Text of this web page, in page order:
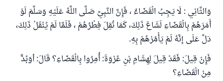
وَالثَّانِي : لَا يَجِبُ الْقَضَاءُ ، فَإِنَّ النَّبِيَّ صَلَّى اللَّهُ عَلَيْهِ وَسَلَّمَ لَوْ
أَمَرَهُمْ بِالْقَضَاءِ لَشَاعَ ذَلِكَ، كَمَا نُقِلَ فِطْرُهُمْ ، فَلَمَّا لَمْ يُنْقَلْ ذَلِكَ،
دَلَّ عَلَى إنَّهُ لَمْ يَأْمُرْهُمْ بِهِ.
فَإِنْ قِيلَ: فَقَدْ قِيلَ لِهِشَامِ بْنِ عُرْوَةَ: أُمِرُوا بِالْقَضَاءِ؟ قَالَ: أوَبُدٌّ
مِنْ الْقَضَاءِ؟